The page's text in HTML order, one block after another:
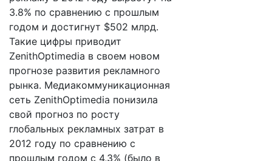
3.8% по сравнению с прошлым
годом и достигнут $502 млрд.
Такие цифры приводит
ZenithOptimedia в своем новом
прогнозе развития рекламного
рынка. Медиакоммуникационная
сеть ZenithOptimedia понизила
свой прогноз по росту
глобальных рекламных затрат в
2012 году по сравнению с
прошлым годом с 4,3% (было в